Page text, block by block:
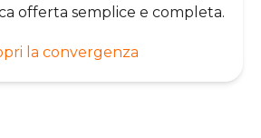
offerta semplice e completa.
la convergenza